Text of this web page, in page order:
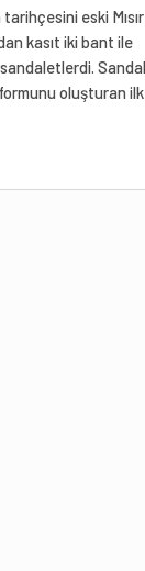
eski
kasıt iki bant ile
oluşturan ilk